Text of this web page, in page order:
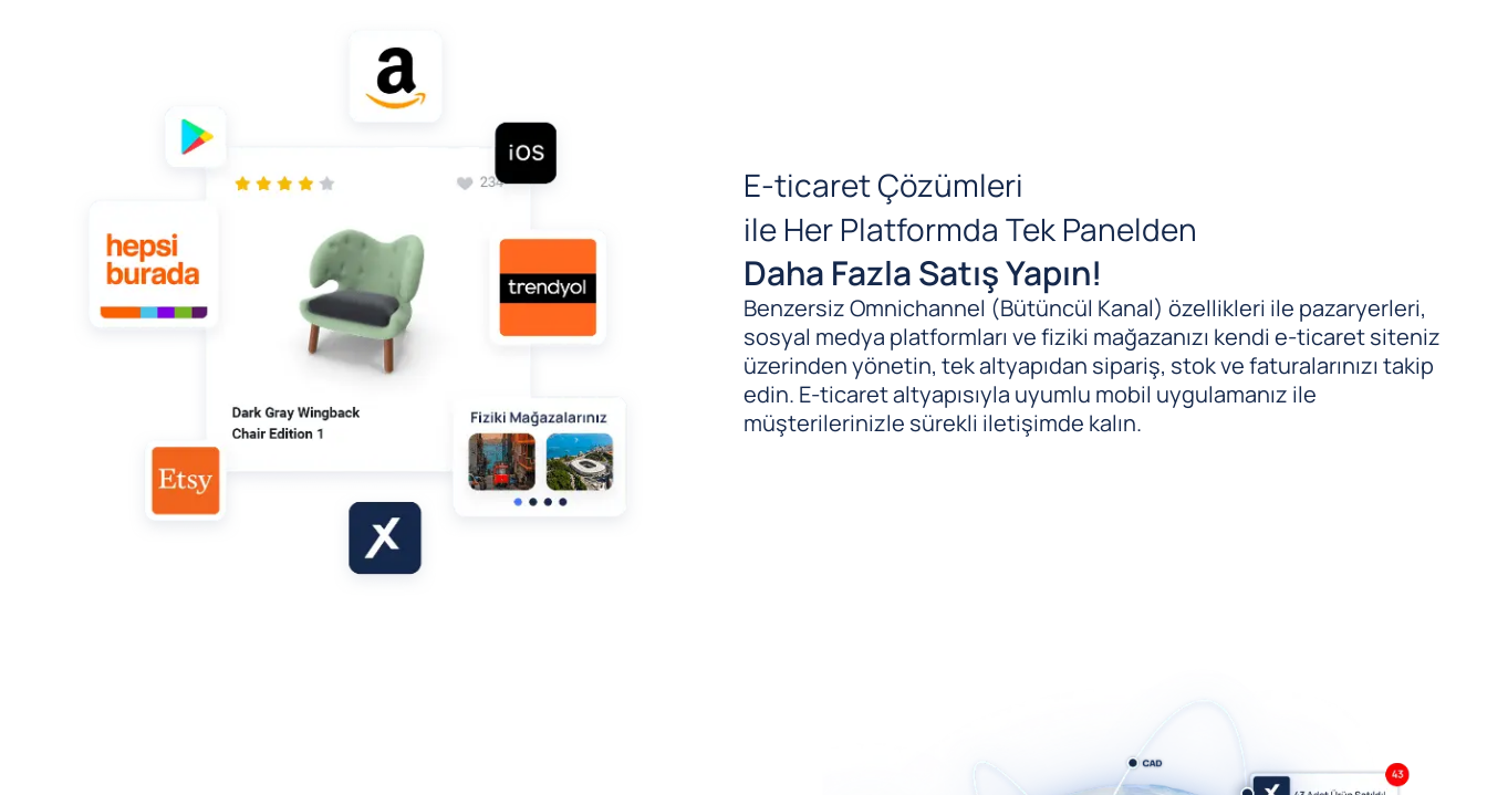
E-ticaret Çözümleri
ile Her Platformda Tek Panelden
Daha Fazla Satış Yapın!
Benzersiz Omnichannel (Bütüncül Kanal) özellikleri ile pazaryerleri,
sosyal medya platformları ve fiziki mağazanızı kendi e-ticaret siteniz
üzerinden yönetin, tek altyapıdan sipariş, stok ve faturalarınızı takip
edin. E-ticaret altyapısıyla uyumlu mobil uygulamanız ile
müşterilerinizle sürekli iletişimde kalın.